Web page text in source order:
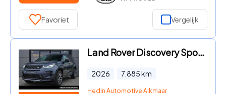
Favoriet Vergelijk
Land Rover Discovery Sport - P270e Business Edition | Panoramadak | Cold Climate Pack | M
2026 7.885km
Hedin Automotive Alkmaar